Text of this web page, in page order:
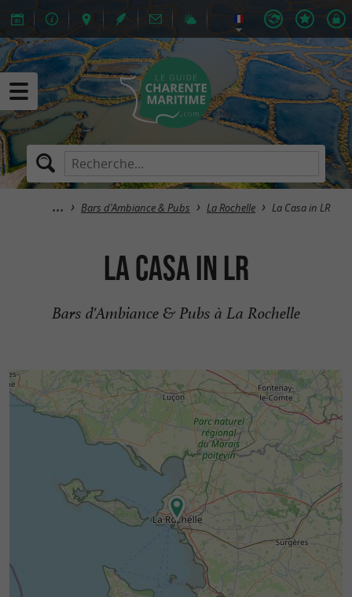
Bars d'Ambiance & Pubs La Rochelle La Casa in LR
La Casa in LR
Bars d'Ambiance & Pubs à La Rochelle